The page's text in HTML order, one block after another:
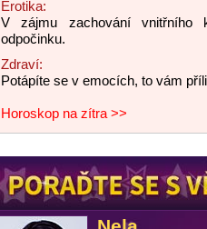
Erotika:
V zájmu zachování vnitřního
odpočinku.
Zdraví:
Potápíte se v emocích, to vám
Horoskop na zítra >>